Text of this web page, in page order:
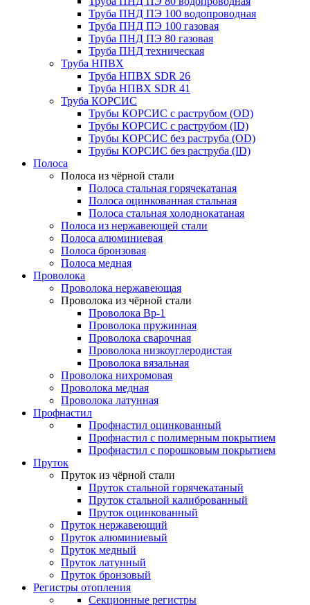
Труба ПНД ПЭ 100 водопроводная
Труба ПНД ПЭ 100 газовая
Труба ПНД ПЭ 80 газовая
Труба ПНД техническая
Труба НПВХ
Труба НПВХ SDR 26
Труба НПВХ SDR 41
Труба КОРСИС
Трубы КОРСИС с раструбом (OD)
Трубы КОРСИС с раструбом (ID)
Трубы КОРСИС без раструба (OD)
Трубы КОРСИС без раструба (ID)
Полоса
Полоса из чёрной стали
Полоса стальная горячекатаная
Полоса оцинкованная стальная
Полоса стальная холоднокатаная
Полоса из нержавеющей стали
Полоса алюминиевая
Полоса бронзовая
Полоса медная
Проволока
Проволока нержавеющая
Проволока из чёрной стали
Проволока Вр-1
Проволока пружинная
Проволока сварочная
Проволока низкоуглеродистая
Проволока вязальная
Проволока нихромовая
Проволока медная
Проволока латунная
Профнастил
Профнастил оцинкованный
Профнастил с полимерным покрытием
Профнастил с порошковым покрытием
Пруток
Пруток из чёрной стали
Пруток стальной горячекатаный
Пруток стальной калиброванный
Пруток оцинкованный
Пруток нержавеющий
Пруток алюминиевый
Пруток медный
Пруток латунный
Пруток бронзовый
Регистры отопления
Секционные регистры